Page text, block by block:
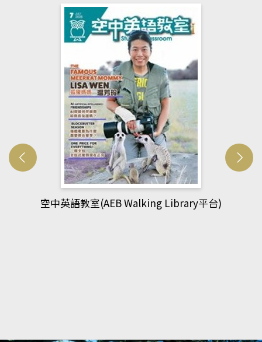
網管人(kono平台)